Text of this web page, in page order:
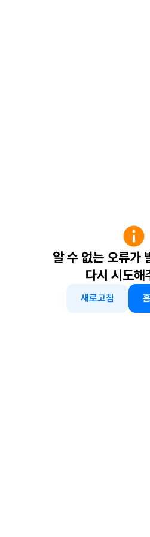
알 수 없는 오류가
다시 시도해
새로고침